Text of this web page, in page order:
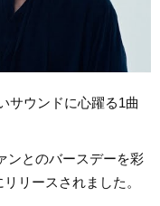
サウンドに心躍る1曲
ンとのバースデーを彩
リースされました。